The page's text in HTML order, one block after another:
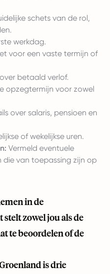
schets van de rol,
werkdag.
voor een vaste termijn of
betaald verlof.
opzegtermijn voor zowel
over salaris, pensioen en
of wekelijkse uren.
Vermeld eventuele
die van toepassing zijn op
in de
zowel jou als de
te beoordelen of de
is drie